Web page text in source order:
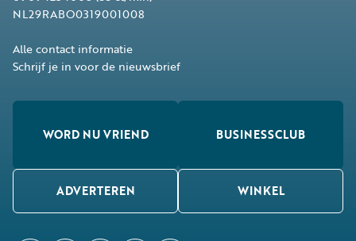
NL29RABO0319001008
Alle contact informatie
Schrijf je in voor de nieuwsbrief
WORD NU VRIEND BUSINESSCLUB
ADVERTEREN WINKEL